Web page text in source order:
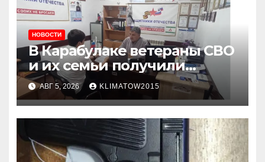
НОВОСТИ
В Карабулаке ветераны СВО
и их семьи получили
консультации в ходе
приема граждан
АВГ 5, 2026 KLIMATOW2015